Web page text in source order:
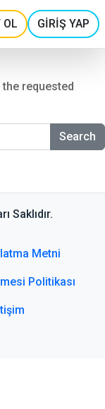
OL GİRİŞ YAP
requested
Search
Saklıdır.
Metni
Politikası